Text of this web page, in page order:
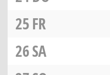
25FR
26SA